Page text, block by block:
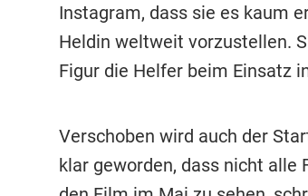
Instagram, dass sie es kaum
Heldin weltweit vorzustellen.
Figur die Helfer beim Einsatz
Verschoben wird auch der
klar geworden, dass nicht alle